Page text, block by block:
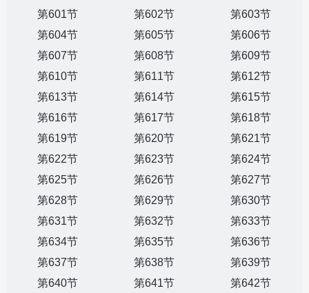
第601节
第602节
第603节
第604节
第605节
第606节
第607节
第608节
第609节
第610节
第611节
第612节
第613节
第614节
第615节
第616节
第617节
第618节
第619节
第620节
第621节
第622节
第623节
第624节
第625节
第626节
第627节
第628节
第629节
第630节
第631节
第632节
第633节
第634节
第635节
第636节
第637节
第638节
第639节
第640节
第641节
第642节